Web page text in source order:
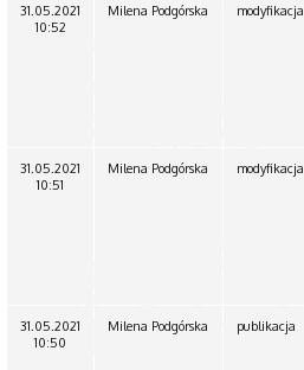
31.05.2021
10:52
Milena Podgórska modyfikacja
31.05.2021
10:51
Milena Podgórska modyfikacja
31.05.2021
10:50
Milena Podgórska publikacja